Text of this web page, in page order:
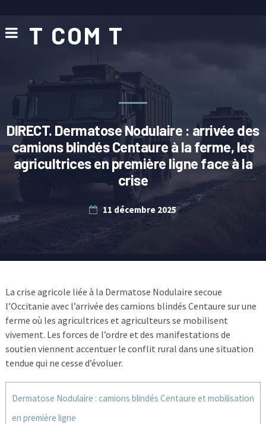
T COM T
DIRECT. Dermatose Nodulaire : arrivée des
camions blindés Centaure à la ferme, les
agricultrices en première ligne face à la
crise
11 décembre 2025
La crise agricole liée à la Dermatose Nodulaire secoue
l’Occitanie avec l’arrivée des camions blindés Centaure sur une
ferme où les agricultrices et agriculteurs se mobilisent
vivement. Les forces de l’ordre et des manifestations de
soutien viennent accentuer le conflit rural dans une situation
tendue qui ne cesse d’évoluer.
Dermatose Nodulaire : camions blindés Centaure et mobilisation
en première ligne